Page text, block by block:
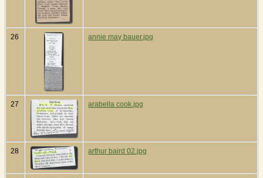
26 annie may bauer.jpg
27 arabella cook.jpg
28 arthur baird 02.jpg